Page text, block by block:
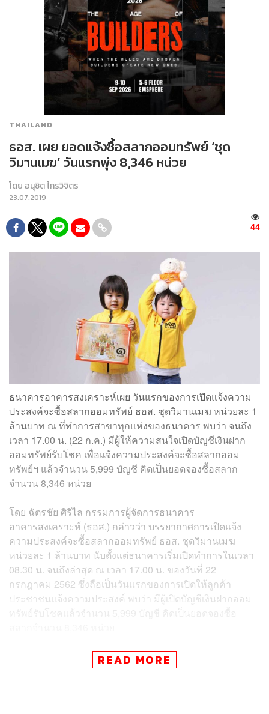
THAILAND
ธอส. เผย ยอดแจ้งซื้อสลากออมทรัพย์ ‘ชุด
วิมานเมฆ’ วันแรกพุ่ง 8,346 หน่วย
โดย อนุชิต ไกรวิจิตร
23.07.2019
44
ธนาคารอาคารสงเคราะห์เผย วันแรกของการเปิดแจ้งความ
ประสงค์จะซื้อสลากออมทรัพย์ ธอส. ชุดวิมานเมฆ หน่วยละ 1
ล้านบาท ณ ที่ทำการสาขาทุกแห่งของธนาคาร พบว่า จนถึง
เวลา 17.00 น. (22 ก.ค.) มีผู้ให้ความสนใจเปิดบัญชีเงินฝาก
ออมทรัพย์รับโชค เพื่อแจ้งความประสงค์จะซื้อสลากออม
ทรัพย์ฯ แล้วจำนวน 5,999 บัญชี คิดเป็นยอดจองซื้อสลาก
จำนวน 8,346 หน่วย
โดย ฉัตรชัย ศิริไล กรรมการผู้จัดการธนาคาร
อาคารสงเคราะห์ (ธอส.) กล่าวว่า บรรยากาศการเปิดแจ้ง
ความประสงค์จะซื้อสลากออมทรัพย์ ธอส. ชุดวิมานเมฆ
หน่วยละ 1 ล้านบาท นับตั้งแต่ธนาคารเริ่มเปิดทำการในเวลา
08.30 น. จนถึงล่าสุด ณ เวลา 17.00 น. ของวันที่ 22
กรกฎาคม 2562 ซึ่งถือเป็นวันแรกของการเปิดให้ลูกค้า
ประชาชนแจ้งความประสงค์ พบว่า มีผู้เปิดบัญชีเงินฝากออม
โดยที่ธนาคารอาคารสงเคราะห์ สำนักงานใหญ่ พบว่า มี
ประชาชนทยอยเดินทางมารอแจ้งความประสงค์จะซื้อสลากฯ
READ MORE